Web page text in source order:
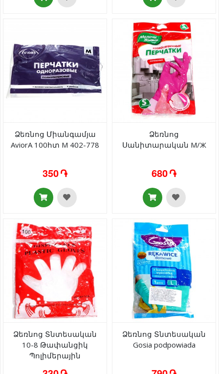
Ձեռնոց Միանգամյա
AviorA 100հտ M 402-778
350 ֏
Ձեռնոց
Սանիտարական М/Ж
680 ֏
Ձեռնոց Տնտեսական
10-8 Թափանցիկ
Պոլիմերային
Ձեռնոց Տնտեսական
Gosia podpowiada